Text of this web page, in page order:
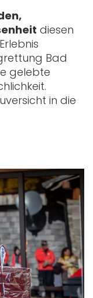
diesen
Bad
gelebte
in die